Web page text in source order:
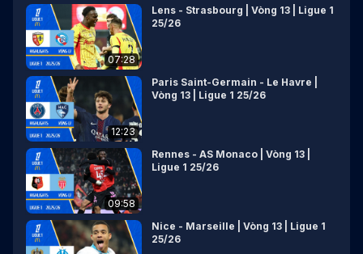
07:28
Lens - Strasbourg | Vòng 13 | Ligue 1
25/26
12:23
Paris Saint-Germain - Le Havre |
Vòng 13 | Ligue 1 25/26
09:58
Rennes - AS Monaco | Vòng 13 |
Ligue 1 25/26
Nice - Marseille | Vòng 13 | Ligue 1
25/26